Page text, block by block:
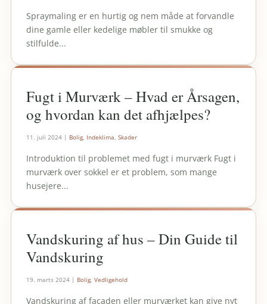
Spraymaling er en hurtig og nem måde at forvandle
dine gamle eller kedelige møbler til smukke og
stilfulde...
Fugt i Murværk – Hvad er Årsagen,
og hvordan kan det afhjælpes?
11. juli 2024| Bolig, Indeklima, Skader
Introduktion til problemet med fugt i murværk Fugt i
murværk over sokkel er et problem, som mange
husejere...
Vandskuring af hus – Din Guide til
Vandskuring
19. marts 2024| Bolig, Vedligehold
Vandskuring af facaden eller murværket kan give nyt